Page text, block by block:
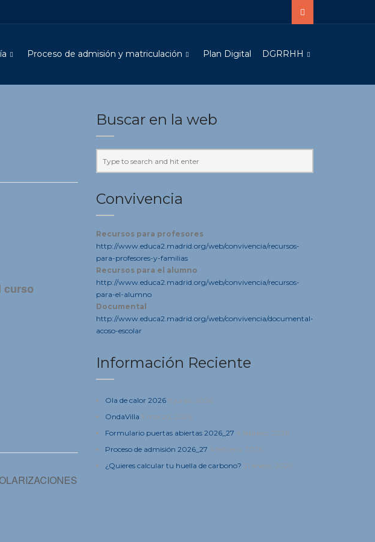
Proceso de admisión y matriculación Plan Digital DGRRHH
curso
Buscar en la web
Convivencia
Recursos para profesores
http://www.educa2.madrid.org/web/convivencia/recursos-
para-profesores-y-familias
Recursos para el alumno
http://www.educa2.madrid.org/web/convivencia/recursos-
para-el-alumno
Documental
http://www.educa2.madrid.org/web/convivencia/documental-
acoso-escolar
Información Reciente
Ola de calor 2026 9 junio, 2026
OndaVilla 5 marzo, 2026
Formulario puertas abiertas 2026_27 4 febrero, 2026
Proceso de admisión 2026_27 4 febrero, 2026
¿Quieres calcular tu huella de carbono? 21 enero, 2025